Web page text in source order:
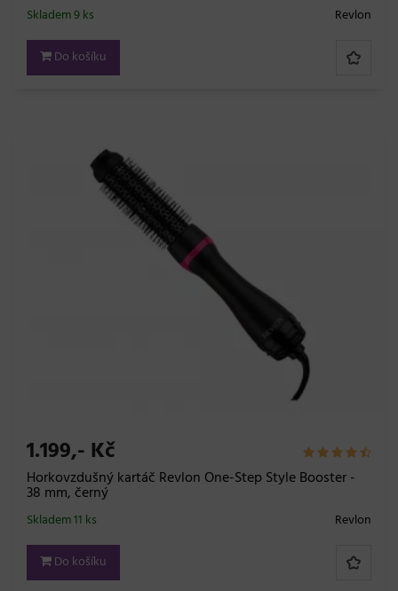
Revlon
Skladem 9 ks
Do košíku
1.199,- Kč
Horkovzdušný kartáč Revlon One-Step Style Booster -
38 mm, černý
Revlon
Skladem 11 ks
Do košíku